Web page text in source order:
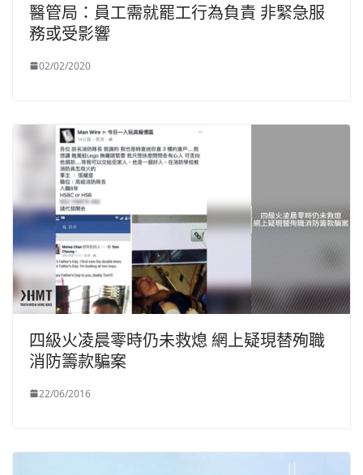
醫管局：員工需就罷工行為負責 非緊急服
務或受影響
02/02/2020
四級火凌晨零時仍未救熄 網上疑現替殉職
消防籌款騙案
22/06/2016